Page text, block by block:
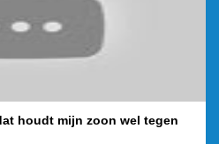
houdt mijn zoon wel tegen